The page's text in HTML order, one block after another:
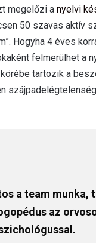
megelőzi a nyelvi
50 szavas aktív
Hogyha 4 éves
felmerülhet a
tartozik a
a team munka,
az